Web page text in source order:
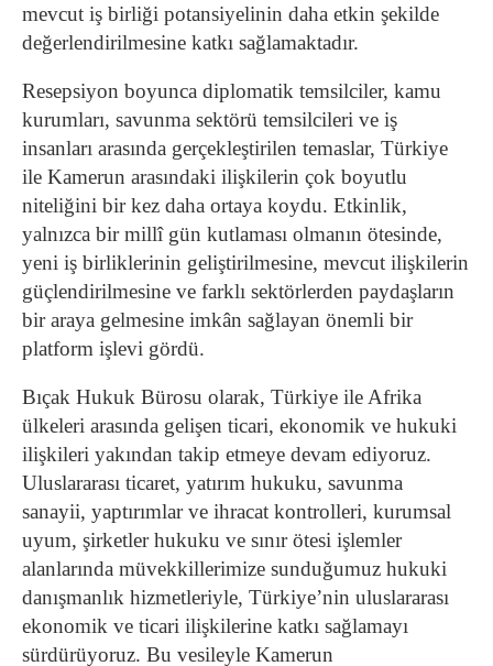
mevcut iş birliği potansiyelinin daha etkin şekilde
değerlendirilmesine katkı sağlamaktadır.
Resepsiyon boyunca diplomatik temsilciler, kamu
kurumları, savunma sektörü temsilcileri ve iş
insanları arasında gerçekleştirilen temaslar, Türkiye
ile Kamerun arasındaki ilişkilerin çok boyutlu
niteliğini bir kez daha ortaya koydu. Etkinlik,
yalnızca bir millî gün kutlaması olmanın ötesinde,
yeni iş birliklerinin geliştirilmesine, mevcut ilişkilerin
güçlendirilmesine ve farklı sektörlerden paydaşların
bir araya gelmesine imkân sağlayan önemli bir
platform işlevi gördü.
Bıçak Hukuk Bürosu olarak, Türkiye ile Afrika
ülkeleri arasında gelişen ticari, ekonomik ve hukuki
ilişkileri yakından takip etmeye devam ediyoruz.
Uluslararası ticaret, yatırım hukuku, savunma
sanayii, yaptırımlar ve ihracat kontrolleri, kurumsal
uyum, şirketler hukuku ve sınır ötesi işlemler
alanlarında müvekkillerimize sunduğumuz hukuki
danışmanlık hizmetleriyle, Türkiye’nin uluslararası
ekonomik ve ticari ilişkilerine katkı sağlamayı
sürdürüyoruz. Bu vesileyle Kamerun